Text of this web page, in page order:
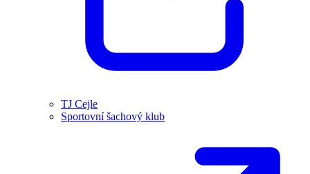
TJ Cejle
Sportovní šachový klub